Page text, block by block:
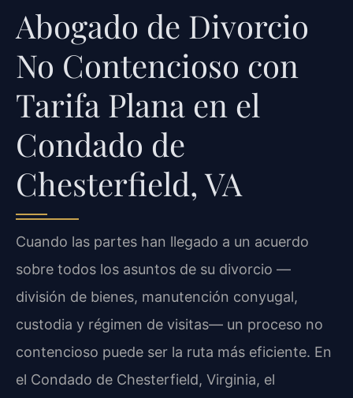
Abogado de Divorcio
No Contencioso con
Tarifa Plana en el
Condado de
Chesterfield, VA
Cuando las partes han llegado a un acuerdo
sobre todos los asuntos de su divorcio —
división de bienes, manutención conyugal,
custodia y régimen de visitas— un proceso no
contencioso puede ser la ruta más eficiente. En
el Condado de Chesterfield, Virginia, el